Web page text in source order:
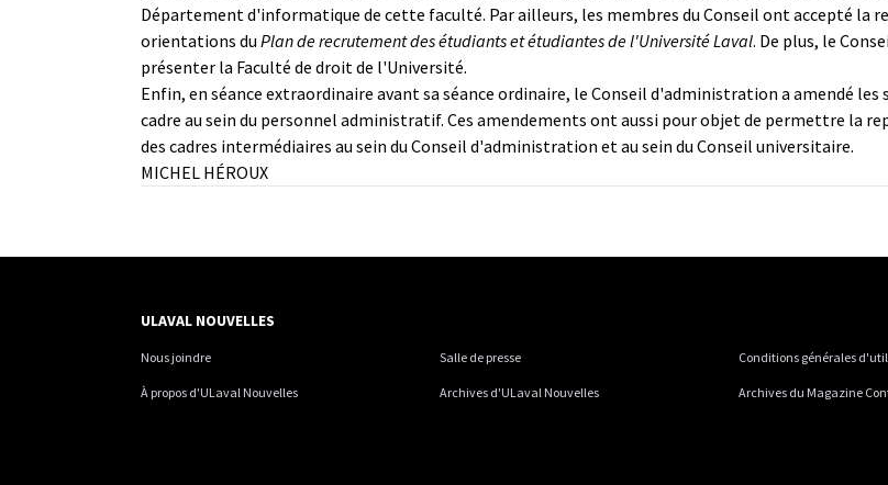
Département d'informatique de cette faculté. Par ailleurs, les membres du Conseil ont accepté la
orientations du Plan de recrutement des étudiants et étudiantes de l'Université Laval. De plus, le
présenter la Faculté de droit de l'Université.
Enfin, en séance extraordinaire avant sa séance ordinaire, le Conseil d'administration a amendé
cadre au sein du personnel administratif. Ces amendements ont aussi pour objet de permettre la
des cadres intermédiaires au sein du Conseil d'administration et au sein du Conseil universitaire.
MICHEL HÉROUX
ULAVAL NOUVELLES
Nous joindre Salle de presse Conditions générales
À propos d'ULaval Nouvelles Archives d'ULaval Nouvelles Archives du Magazine